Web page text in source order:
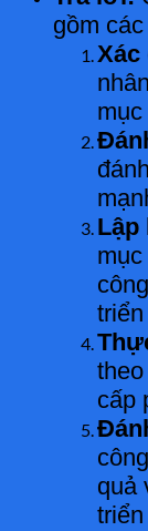
gồm
Xác
Lập
cấp
quả